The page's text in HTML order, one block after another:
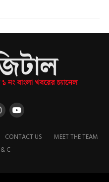
CONTACT US
MEET THE TEAM
C